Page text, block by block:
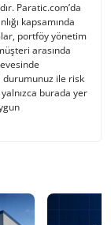
Paratic.com’da
kapsamında
portföy yönetim
arasında
durumunuz ile risk
burada yer